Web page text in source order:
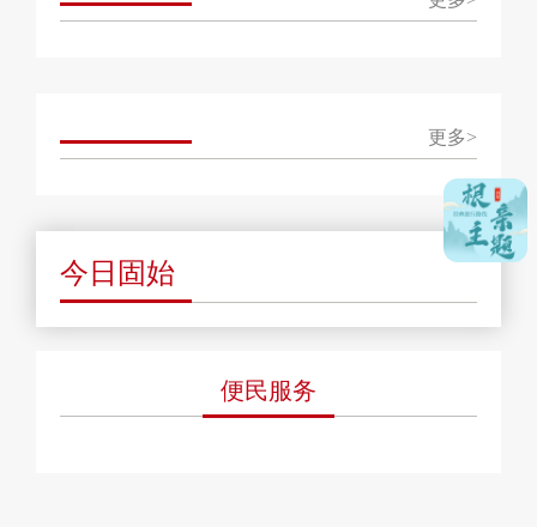
更多>
今日固始
便民服务